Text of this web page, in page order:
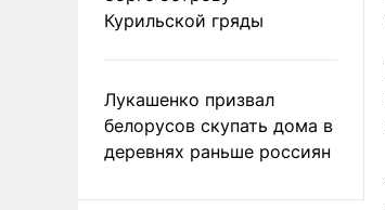
Курильской гряды
Лукашенко призвал
белорусов скупать дома в
деревнях раньше россиян